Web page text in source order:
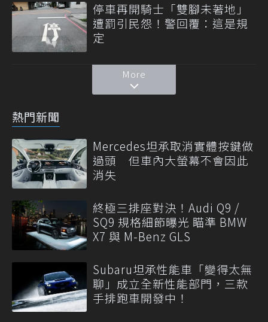
停車再開騎士「雙腳未著地」
遭罰引民怨！警回覆：這是規
定
More
熱門新聞
Mercedes坦承取消實體按鍵做
過頭 但車內大螢幕不會因此
消失
終極三排座對決！Audi Q9 /
SQ9 規格細節曝光 瞄準 BMW
X7 與 M-Benz GLS
Subaru坦承性能車「變得太無
聊」成立全新性能部門，三款
手排跑車開發中！